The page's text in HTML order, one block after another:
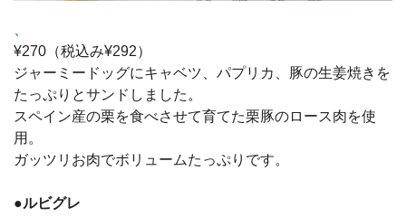
¥270（税込み¥292）
ジャーミードッグにキャベツ、パプリカ、豚の生姜焼きを
たっぷりとサンドしました。
スペイン産の栗を食べさせて育てた栗豚のロース肉を使
用。
ガッツリお肉でボリュームたっぷりです。
●ルビグレ